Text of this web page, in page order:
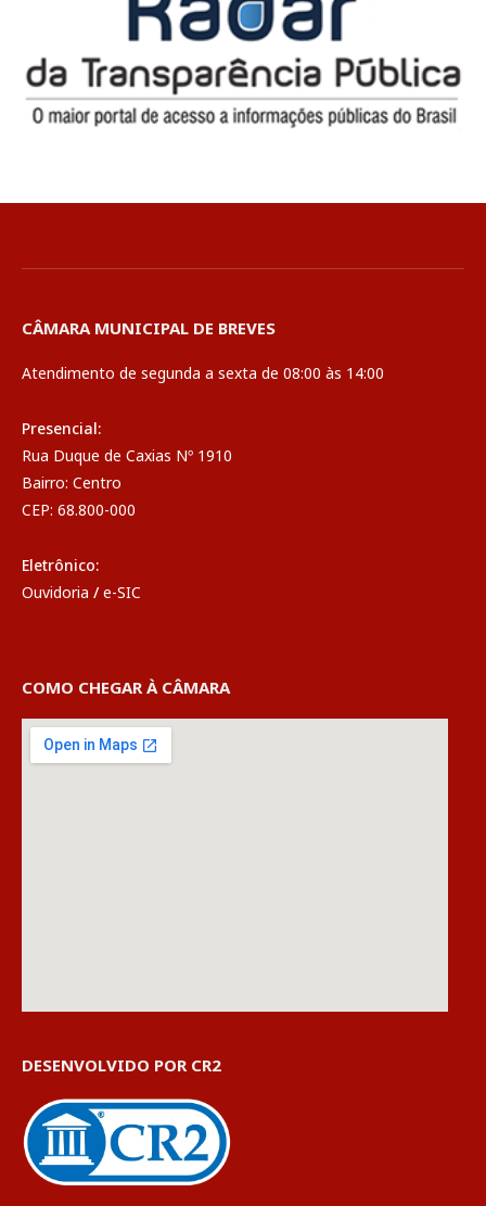
CÂMARA MUNICIPAL DE BREVES
Atendimento de segunda a sexta de 08:00 às 14:00
Presencial:
Rua Duque de Caxias Nº 1910
Bairro: Centro
CEP: 68.800-000
Eletrônico:
Ouvidoria / e-SIC
COMO CHEGAR À CÂMARA
DESENVOLVIDO POR CR2